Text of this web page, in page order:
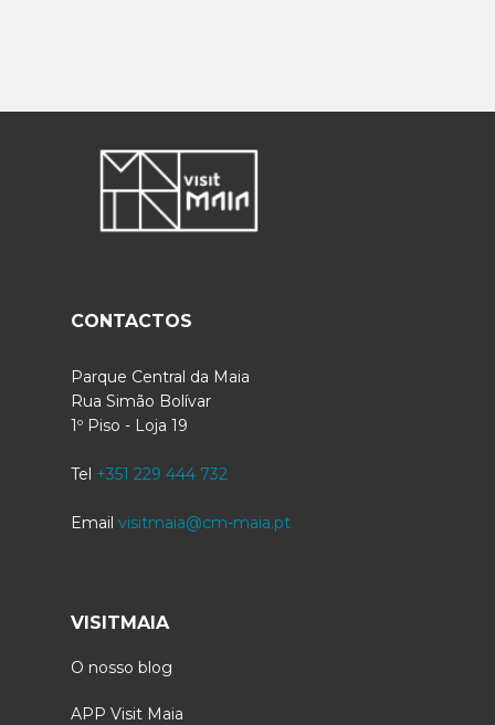
CONTACTOS
Parque Central da Maia
Rua Simão Bolívar
1º Piso - Loja 19
Tel +351 229 444 732
Email visitmaia@cm-maia.pt
VISITMAIA
O nosso blog
APP Visit Maia